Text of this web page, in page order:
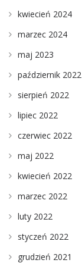
kwiecień 2024
marzec 2024
maj 2023
październik 2022
sierpień 2022
lipiec 2022
czerwiec 2022
maj 2022
kwiecień 2022
marzec 2022
luty 2022
styczeń 2022
grudzień 2021